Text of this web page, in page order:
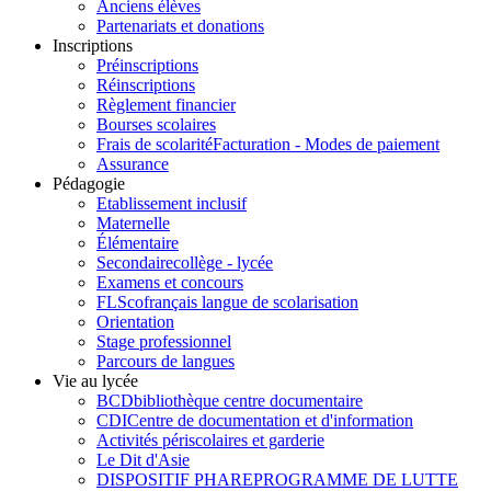
Anciens élèves
Partenariats et donations
Inscriptions
Préinscriptions
Réinscriptions
Règlement financier
Bourses scolaires
Frais de scolaritéFacturation - Modes de paiement
Assurance
Pédagogie
Etablissement inclusif
Maternelle
Élémentaire
Secondairecollège - lycée
Examens et concours
FLScofrançais langue de scolarisation
Orientation
Stage professionnel
Parcours de langues
Vie au lycée
BCDbibliothèque centre documentaire
CDICentre de documentation et d'information
Activités périscolaires et garderie
Le Dit d'Asie
DISPOSITIF PHAREPROGRAMME DE LUTTE